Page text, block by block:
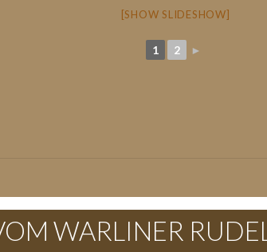
[SHOW SLIDESHOW]
1 2 ►
WARLINER